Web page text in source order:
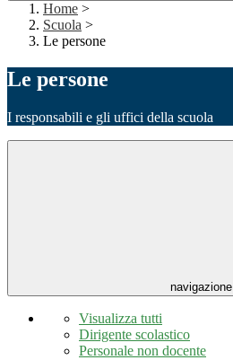
Home >
Scuola >
Le persone
Le persone
I responsabili e gli uffici della scuola
navigazione
Visualizza tutti
Dirigente scolastico
Personale non docente